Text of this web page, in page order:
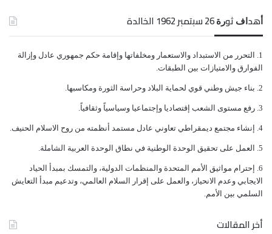
ولاقى هذا الارتفاع المتسارع، غضباً واسعا وردود أفعال
رسمية وشعبية، منددة بالانهيار القياسي للعملة المحلية.
وما انعكس على أسعار السلع الأساسية من ارتفاع، أضاف
أعباءً جديدة على المواطنين خصوصا مع حلول عيد
الأضحى.
ويرجح العديد من خبراء الاقتصاد، أن الانهيار الكبير في
قيمة العملة، تقف وراءه أيادي عابثة باقتصاد البلاد، وحياة
ﺃﻫﺪﺍﻑ ﺛﻮﺭﺓ 26 ﺳﺒﺘﻤﺒﺮ 1962 الخالدة
ﺍﻟﺘﺤﺮﺭ ﻣﻦ ﺍﻻﺳﺘﺒﺪﺍﺩ ﻭﺍﻻﺳﺘﻌﻤﺎﺭ ﻭﻣﺨﻠﻔﺎﺗﻬﺎ ﻭﺇﻗﺎﻣﺔ ﺣﻜﻢ ﺟﻤﻬﻮﺭﻱ ﻋﺎﺩﻝ ﻭﺇﺯﺍﻟﺔ
ﺍﻟﻔﻮﺍﺭﻕ ﻭﺍﻻﻣﺘﻴﺎﺯﺍﺕ ﺑﻴﻦ ﺍﻟﻄﺒﻘﺎﺕ.
ﺑﻨﺎﺀ ﺟﻴﺶ ﻭﻃﻨﻲ ﻗﻮﻱ ﻟﺤﻤﺎﻳﺔ ﺍﻟﺒﻼﺩ ﻭﺣﺮﺍﺳﺔ ﺍﻟﺜﻮﺭﺓ ﻭﻣﻜﺎﺳﺒﻬﺎ.
ﺭﻓﻊ ﻣﺴﺘﻮﻯ ﺍﻟﺸﻌﺐ ﺇﻗﺘﺼﺎﺩﻳﺎ ﻭﺇﺟﺘﻤﺎﻋﻴﺎ ﻭﺳﻴﺎﺳﻴﺎً ﻭﺛﻘﺎﻓﻴﺎً.
ﺇﻧﺸﺎﺀ ﻣﺠﺘﻤﻊ ﺩﻳﻤﻘﺮﺍﻃﻲ ﺗﻌﺎﻭﻧﻲ ﻋﺎﺩﻝ ﻣﺴﺘﻤﺪ ﺃﻧﻈﻤﺘﻪ ﻣﻦ ﺭﻭﺡ ﺍﻻﺳﻼﻡ ﺍﻟﺤﻨﻴﻒ.
ﺍﻟﻌﻤﻞ ﻋﻠﻰ ﺗﺤﻘﻴﻖ ﺍﻟﻮﺣﺪﺓ ﺍﻟﻮﻃﻨﻴﺔ ﻓﻲ ﻧﻄﺎﻕ ﺍﻟﻮﺣﺪﺓ ﺍﻟﻌﺮﺑﻴﺔ ﺍﻟﺸﺎﻣﻠﺔ.
ﺇﺣﺘﺮﺍﻡ ﻣﻮﺍﺛﻴﻖ الأﻣﻢ ﺍﻟﻤﺘﺤﺪﺓ ﻭﺍﻟﻤﻨﻈﻤﺎﺕ ﺍﻟﺪﻭﻟﻴﺔ، ﻭﺍﻟﺘﻤﺴﻚ ﺑﻤﺒﺪﺃ ﺍﻟﺤﻴﺎﺩ
ﺍﻻﻳﺠﺎﺑﻲ ﻭﻋﺪﻡ ﺍﻻﻧﺤﻴﺎﺯ، ﻭﺍﻟﻌﻤﻞ ﻋﻠﻰ ﺇﻗﺮﺍﺭ ﺍﻟﺴﻼﻡ ﺍﻟﻌﺎﻟﻤﻲ، ﻭﺗﺪﻋﻴﻢ ﻣﺒﺪﺃ ﺍﻟﺘﻌﺎﻳﺶ
ﺍﻟﺴﻠﻤﻲ ﺑﻴﻦ ﺍﻷﻣﻢ.
أخر المقالات